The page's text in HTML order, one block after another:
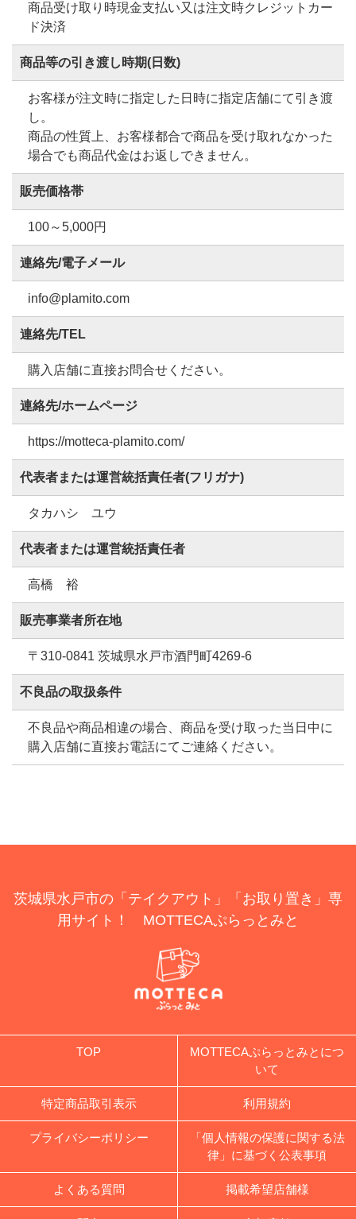
商品受け取り時現金支払い又は注文時クレジットカー
ド決済
商品等の引き渡し時期(日数)
お客様が注文時に指定した日時に指定店舗にて引き渡
し。
商品の性質上、お客様都合で商品を受け取れなかった
場合でも商品代金はお返しできません。
販売価格帯
100～5,000円
連絡先/電子メール
info@plamito.com
連絡先/TEL
購入店舗に直接お問合せください。
連絡先/ホームページ
https://motteca-plamito.com/
代表者または運営統括責任者(フリガナ)
タカハシ ユウ
代表者または運営統括責任者
高橋 裕
販売事業者所在地
〒310-0841 茨城県水戸市酒門町4269-6
不良品の取扱条件
不良品や商品相違の場合、商品を受け取った当日中に
購入店舗に直接お電話にてご連絡ください。
茨城県水戸市の「テイクアウト」「お取り置き」専
用サイト！ MOTTECAぷらっとみと
TOP
MOTTECAぷらっとみとにつ
いて
特定商品取引表示 利用規約
プライバシーポリシー
「個人情報の保護に関する法
律」に基づく公表事項
よくある質問 掲載希望店舗様